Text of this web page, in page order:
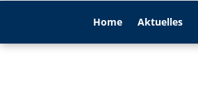
Home Aktu­elles